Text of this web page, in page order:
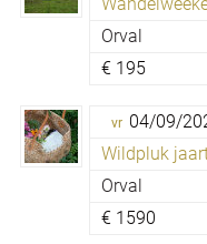
Orval
€ 195
vr 04/09/
Wildpluk
Orval
€ 1590